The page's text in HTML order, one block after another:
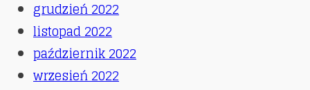
grudzień 2022
listopad 2022
październik 2022
wrzesień 2022